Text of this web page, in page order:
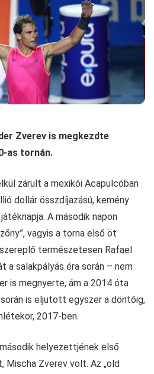
Zverev is megkezdte
as tornán.
zárult a mexikói Acapulcóban
dollár összdíjazású, kemény
A második napon
vagyis a torna első öt
természetesen Rafael
a salakpályás éra során – nem
is megnyerte, ám a 2014 óta
is eljutott egyszer a döntőig,
2017-ben.
helyezettjének első
Mischa Zverev volt. Az „old